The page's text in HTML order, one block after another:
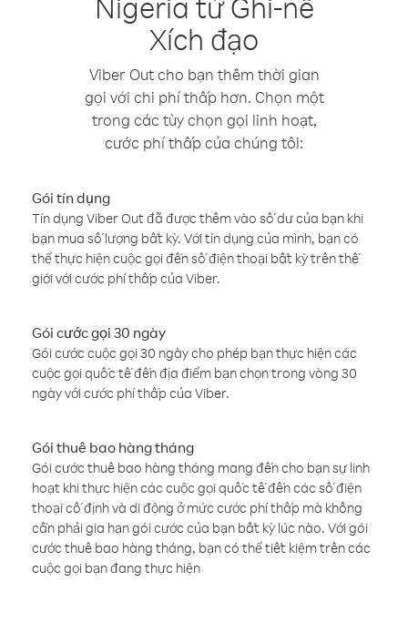
Xích đạo
Viber Out cho bạn thêm thời gian
gọi với chi phí thấp hơn. Chọn một
trong các tùy chọn gọi linh hoạt,
cước phí thấp của chúng tôi:
Gói tín dụng
Tín dụng Viber Out đã được thêm vào số dư của bạn khi
bạn mua số lượng bất kỳ. Với tín dụng của mình, bạn có
thể thực hiện cuộc gọi đến số điện thoại bất kỳ trên thế
giới với cước phí thấp của Viber.
Gói cước gọi 30 ngày
Gói cước cuộc gọi 30 ngày cho phép bạn thực hiện các
cuộc gọi quốc tế đến địa điểm bạn chọn trong vòng 30
ngày với cước phí thấp của Viber.
Gói thuê bao hàng tháng
Gói cước thuê bao hàng tháng mang đến cho bạn sự linh
hoạt khi thực hiện các cuộc gọi quốc tế đến các số điện
thoại cố định và di động ở mức cước phí thấp mà không
cần phải gia hạn gói cước của bạn bất kỳ lúc nào. Với gói
cước thuê bao hàng tháng, bạn có thể tiết kiệm trên các
cuộc gọi bạn đang thực hiện